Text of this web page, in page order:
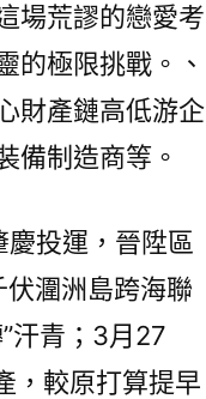
場荒謬的戀愛考
的極限挑戰。、
財產鏈高低游企
備制造商等。
投運，晉陞區
潿洲島跨海聯
汗青；3月27
，較原打算提早